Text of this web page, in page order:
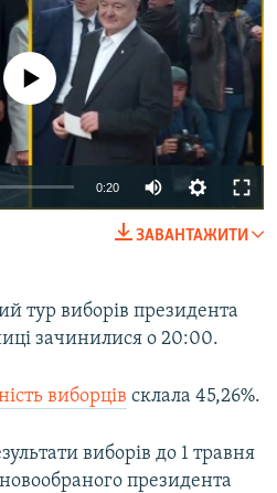
currently available
0:20
ЗАВАНТАЖИТИ
тур виборів президента
зачинилися о 20:00.
виборців склала 45,26%.
виборів до 1 травня
президента